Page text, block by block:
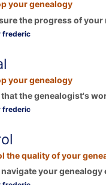
your genealogy
the progress of
frederic
your genealogy
the genealogist's
frederic
the quality of your
navigate your